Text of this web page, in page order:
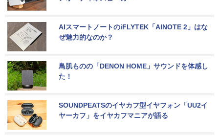
AIスマートノートのiFLYTEK「AINOTE 2」はな
ぜ魅力的なのか？
鳥肌ものの「DENON HOME」サウンドを体感し
た！
SOUNDPEATSのイヤカフ型イヤフォン「UU2イ
ヤーカフ」をイヤカフマニアが語る